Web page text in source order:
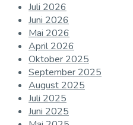
Juli 2026
Juni 2026
Mai 2026
April 2026
Oktober 2025
September 2025
August 2025
Juli 2025
Juni 2025